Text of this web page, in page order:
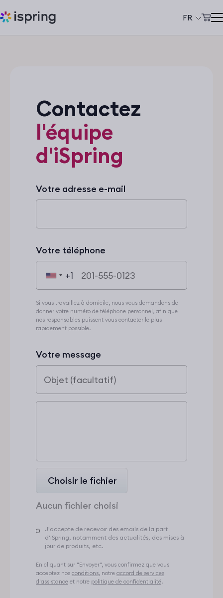
FR
À propos de nous
Ressources
+33 970 019 436
Contactez
l'équipe
d'iSpring
Votre adresse e-mail
Votre téléphone
+1
Si vous travaillez à domicile, nous vous demandons de
donner votre numéro de téléphone personnel, afin que
nos responsables puissent vous contacter le plus
rapidement possible.
Votre message
Choisir le fichier
J'accepte de recevoir des emails de la part
d'iSpring, notamment des actualités, des mises à
jour de produits, etc.
En cliquant sur "Envoyer", vous confirmez que vous
acceptez nos conditions, notre accord de services
d'assistance et notre politique de confidentialité.